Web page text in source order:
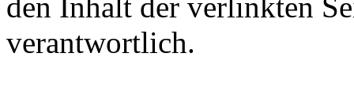
verantwortlich.